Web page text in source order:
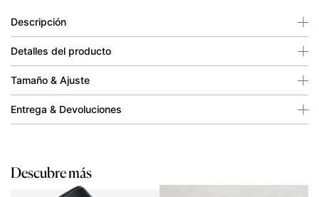
Descripción
Detalles del producto
Tamaño & Ajuste
Entrega & Devoluciones
Descubre más